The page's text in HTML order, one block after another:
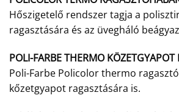
Hőszigetelő rendszer tagja a
ragasztására és az üvegháló
POLI-FARBE THERMO KÖZETGYAPOT
Poli-Farbe Policolor thermo
kőzetgyapot ragasztására is.